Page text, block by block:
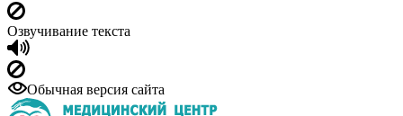
Озвучивание текста
Обычная версия сайта